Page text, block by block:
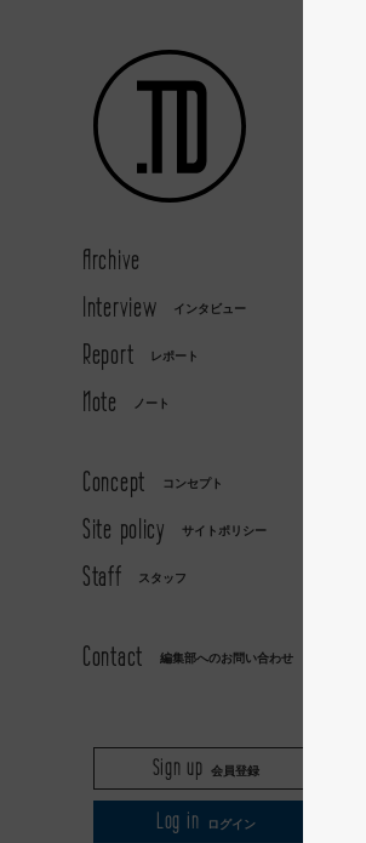
Archive
Interview
インタビュー
Report レポート
Note ノート
Concept コンセプト
Site policy サイトポリシー
Staff スタッフ
Contact 編集部へのお問い合わせ
Sign up 会員登録
Log in ログイン